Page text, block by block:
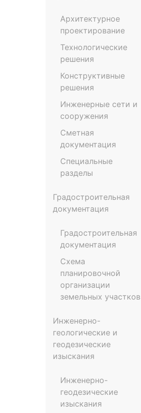
Архитектурное
проектирование
Технологические
решения
Конструктивные
решения
Инженерные сети и
сооружения
Сметная
документация
Специальные
разделы
Градостроительная
документация
Градостроительная
документация
Схема
планировочной
организации
земельных участков
Инженерно-
геологические и
геодезические
изыскания
Инженерно-
геодезические
изыскания